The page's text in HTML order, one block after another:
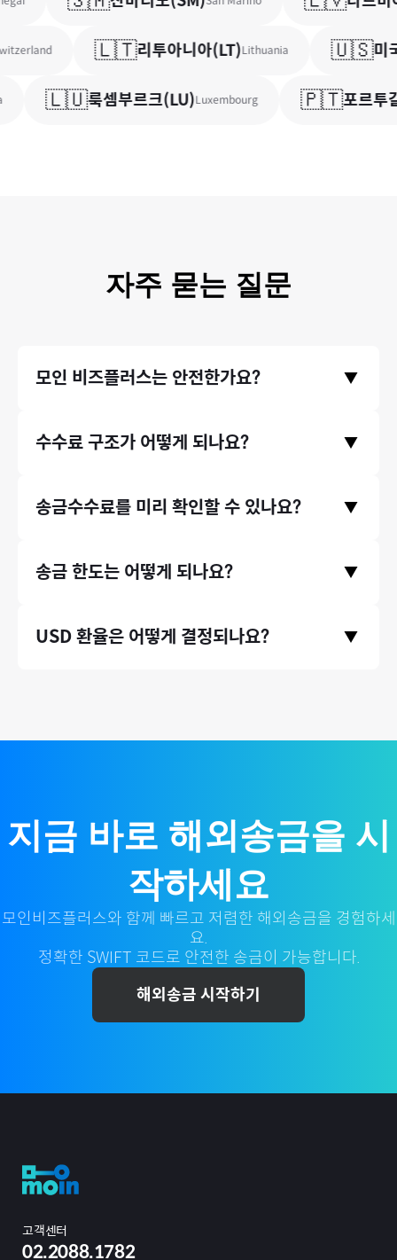
🇱🇹리투아니아(LT)Lithuania 🇺🇸미국
🇱🇺룩셈부르크(LU)Luxembourg 🇵🇹포르투갈
자주 묻는 질문
모인 비즈플러스는 안전한가요? ▼
의 모든 거래는 한국은행/금융감독원에 보고되며 감독 됩니다. 이
아니라, 지그재그, 에이블리와 같은 기업들에서도 모인 서비스를
수수료 구조가 어떻게 되나요? ▼
직 송금기관 수수료만 받고있습니다. 따라서 송금 시 발생하는 수
송금수수료를 미리 확인할 수 있나요? ▼
송금 국가와 원하시는 송금액을 입력하고 하단에 수수료 비교 영
있습니다.
송금 한도는 어떻게 되나요? ▼
액 없이 무제한으로 송금할 수 있습니다. (단, 태국 등 일부 국가의
USD 환율은 어떻게 결정되나요? ▼
지금 바로 해외송금을 시
작하세요
모인비즈플러스와 함께 빠르고 저렴한 해외송금을 경험하세
요.
정확한 SWIFT 코드로 안전한 송금이 가능합니다.
해외송금 시작하기
고객센터
02.2088.1782